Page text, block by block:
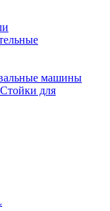
машины
Стойки для